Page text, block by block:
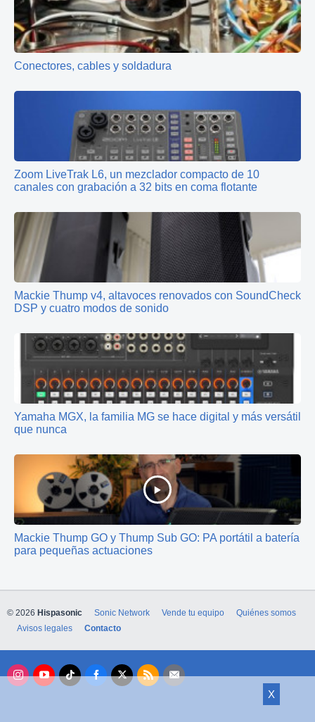
Conectores, cables y soldadura
Zoom LiveTrak L6, un mezclador compacto de 10
canales con grabación a 32 bits en coma flotante
Mackie Thump v4, altavoces renovados con SoundCheck
DSP y cuatro modos de sonido
Yamaha MGX, la familia MG se hace digital y más versátil
que nunca
Mackie Thump GO y Thump Sub GO: PA portátil a batería
para pequeñas actuaciones
X
© 2026 Hispasonic Sonic Network Vende tu equipo
Quiénes somos
Avisos legales
Contacto